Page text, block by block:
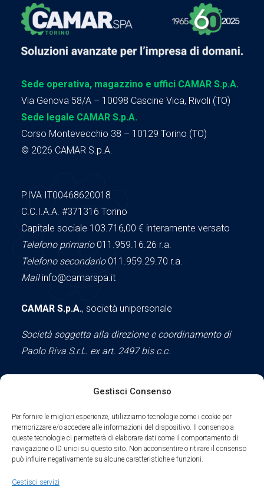
Gestisci Consenso
Per fornire le migliori esperienze, utilizziamo tecnologie come i cookie per
memorizzare e/o accedere alle informazioni del dispositivo. Il consenso a
queste tecnologie ci permetterà di elaborare dati come il comportamento di
navigazione o ID unici su questo sito. Non acconsentire o ritirare il consenso
può influire negativamente su alcune caratteristiche e funzioni.
Gestisci servizi
Sede operativa, magazzino e uffici CAMAR S.p.A.
Via Genova 58/A – 10098 Cascine Vica, Rivoli (TO)
Sede legale CAMAR S.p.A.
Corso Montevecchio 38 – 10129 Torino (TO)
© 2026 CAMAR S.p.A.
P.IVA IT00468620018
C.C.I.A.A. #371316 Torino
Capitale sociale 103.716,00 € interamente versato
Telefono primario011.959.16.26 r.a.
Telefono secondario011.959.29.70 r.a.
Mailinfo@camarspa.it
CAMAR S.p.A., società unipersonale
Società soggetta alla direzione e coordinamento di
Paolo Riva S.r.L. ex art. 2497 bis c.c.